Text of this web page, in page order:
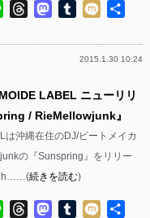
Line ThreadsMastodon
Tumblr
Mixi
2015.1.30 10:24
LABEL ニューリリ
/ RieMellowjunk』
は沖縄在住のDJ/ビートメイカ
の『Sunspring』をリリー
h……(続きを読む)
Line ThreadsMastodon
Tumblr
Mixi